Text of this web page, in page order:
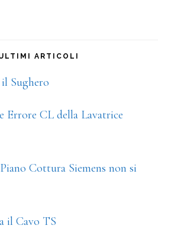
ARTICOLI
Sughero
Errore CL della Lavatrice
Cottura Siemens non si
il Cavo TS